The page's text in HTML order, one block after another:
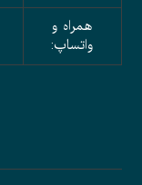
همراه و
واتساپ: